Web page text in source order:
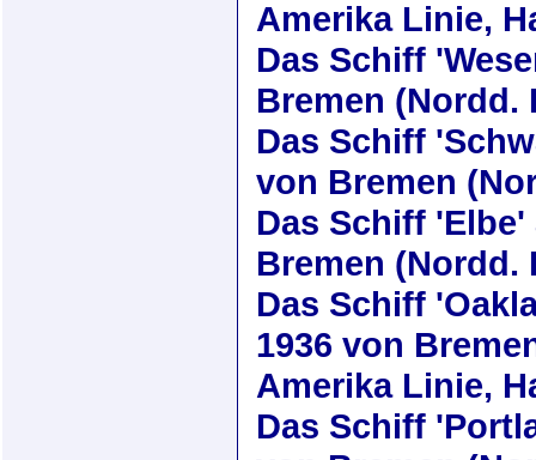
Amerika Linie,
Das Schiff
Bremen (Nordd.
Das Schiff
von Bremen
Das Schiff 'Elbe'
Bremen (Nordd.
Das Schiff
1936 von
Amerika Linie,
Das Schiff